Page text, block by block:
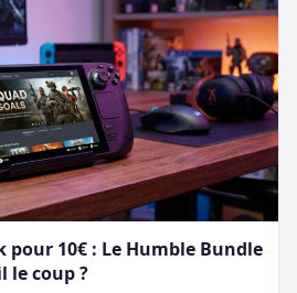
pour 10€ : Le Humble Bundle
le coup ?